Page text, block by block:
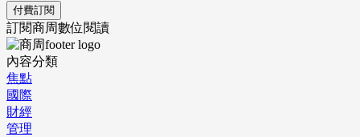
付費訂閱
訂閱商周數位閱讀
內容分類
焦點
國際
財經
管理